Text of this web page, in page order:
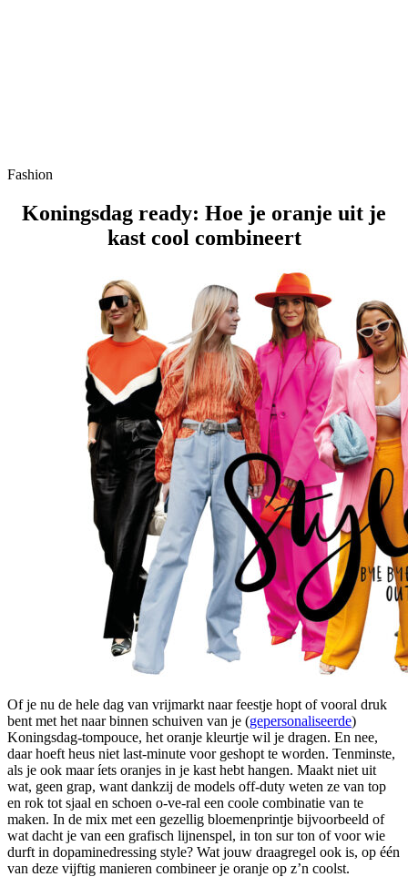
Fashion
Koningsdag ready: Hoe je oranje uit je
kast cool combineert
Of je nu de hele dag van vrijmarkt naar feestje hopt of vooral druk
bent met het naar binnen schuiven van je (gepersonaliseerde)
Koningsdag-tompouce, het oranje kleurtje wil je dragen. En nee,
daar hoeft heus niet last-minute voor geshopt te worden. Tenminste,
als je ook maar íets oranjes in je kast hebt hangen. Maakt niet uit
wat, geen grap, want dankzij de models off-duty weten ze van top
en rok tot sjaal en schoen o-ve-ral een coole combinatie van te
maken. In de mix met een gezellig bloemenprintje bijvoorbeeld of
wat dacht je van een grafisch lijnenspel, in ton sur ton of voor wie
durft in dopaminedressing style? Wat jouw draagregel ook is, op één
van deze vijftig manieren combineer je oranje op z’n coolst.